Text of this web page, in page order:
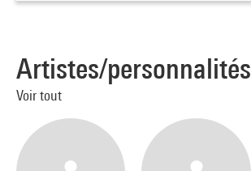
Artistes/personnalités
Voir tout